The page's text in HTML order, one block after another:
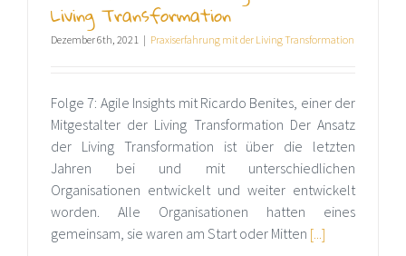
Living Transformation
Dezember 6th, 2021 | Praxiserfahrung mit der Living Transformation
Folge 7: Agile Insights mit Ricardo Benites, einer der
Mitgestalter der Living Transformation Der Ansatz
der Living Transformation ist über die letzten
Jahren bei und mit unterschiedlichen
Organisationen entwickelt und weiter entwickelt
worden. Alle Organisationen hatten eines
gemeinsam, sie waren am Start oder Mitten [...]